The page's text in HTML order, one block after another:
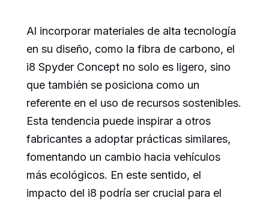
Al incorporar materiales de alta tecnología
en su diseño, como la fibra de carbono, el
i8 Spyder Concept no solo es ligero, sino
que también se posiciona como un
referente en el uso de recursos sostenibles.
Esta tendencia puede inspirar a otros
fabricantes a adoptar prácticas similares,
fomentando un cambio hacia vehículos
más ecológicos. En este sentido, el
impacto del i8 podría ser crucial para el